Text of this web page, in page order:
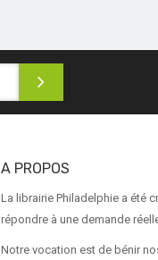
A PROPOS
La librairie Philadelphie a été
répondre à une demande
Notre vocation est de bénir